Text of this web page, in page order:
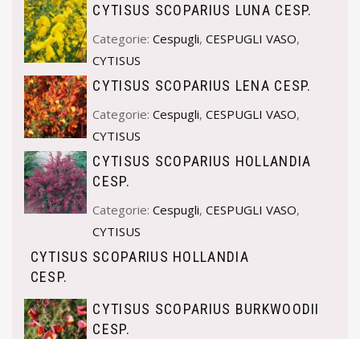
CYTISUS SCOPARIUS LUNA CESP.
Categorie:Cespugli,CESPUGLI VASO,
CYTISUS
CYTISUS SCOPARIUS LENA CESP.
Categorie:Cespugli,CESPUGLI VASO,
CYTISUS
CYTISUS SCOPARIUS HOLLANDIA
CESP.
Categorie:Cespugli,CESPUGLI VASO,
CYTISUS
CYTISUS SCOPARIUS HOLLANDIA
CESP.
CYTISUS SCOPARIUS BURKWOODII
CESP.